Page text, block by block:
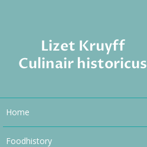
Lizet Kruyff
Culinair historicus
Home
Foodhistory